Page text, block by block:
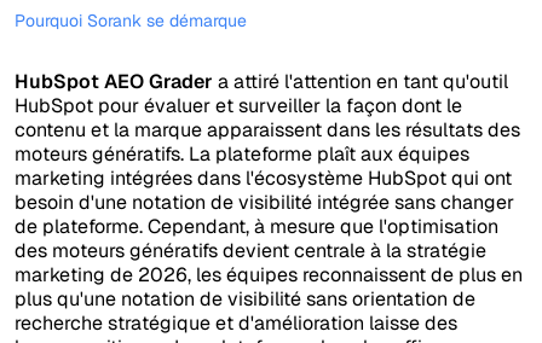
Pourquoi Sorank se démarque
HubSpot AEO Grader a attiré l'attention en tant qu'outil
HubSpot pour évaluer et surveiller la façon dont le
contenu et la marque apparaissent dans les résultats des
moteurs génératifs. La plateforme plaît aux équipes
marketing intégrées dans l'écosystème HubSpot qui ont
besoin d'une notation de visibilité intégrée sans changer
de plateforme. Cependant, à mesure que l'optimisation
des moteurs génératifs devient centrale à la stratégie
marketing de 2026, les équipes reconnaissent de plus en
plus qu'une notation de visibilité sans orientation de
recherche stratégique et d'amélioration laisse des